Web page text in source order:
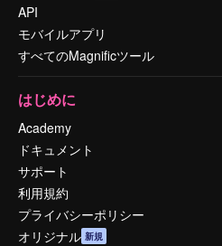
API
モバイルアプリ
すべてのMagnificツール
はじめに
Academy
ドキュメント
サポート
利用規約
プライバシーポリシー
オリジナル 新規